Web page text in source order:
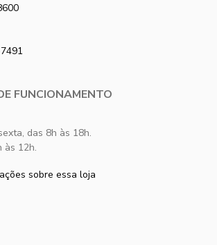
FUNCIONAMENTO
das 8h às 18h.
às 12h.
sobre essa loja